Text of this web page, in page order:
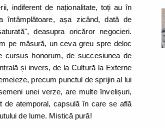
indiferent de naționalitate, toți au în
așa zicând, dată de
deasupra oricăror negocieri.
pe măsură, un ceva greu spre deloc
cursus honorum, de succesiunea de
și invers, de la Cultură la Externe
precum punctul de sprijin al lui
unei verze, are multe învelișuri,
atemporal, capsulă în care se află
de lume. Mistică pură!